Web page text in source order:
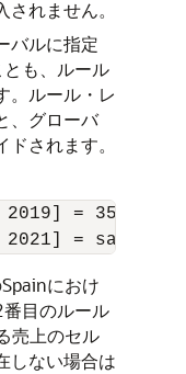
れません。
バルに指定
も、ルール
。ルール・レ
、グローバ
されます。
= 3567.99,
におけ
目のルール
売上のセル
しない場合は